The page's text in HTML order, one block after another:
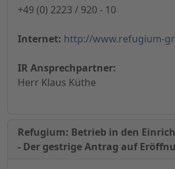
+49 (0) 2223 / 920 - 10
Internet: http://www.refugium-
IR Ansprechpartner:
Herr Klaus Küthe
Refugium: Betrieb in den
- Der gestrige Antrag auf